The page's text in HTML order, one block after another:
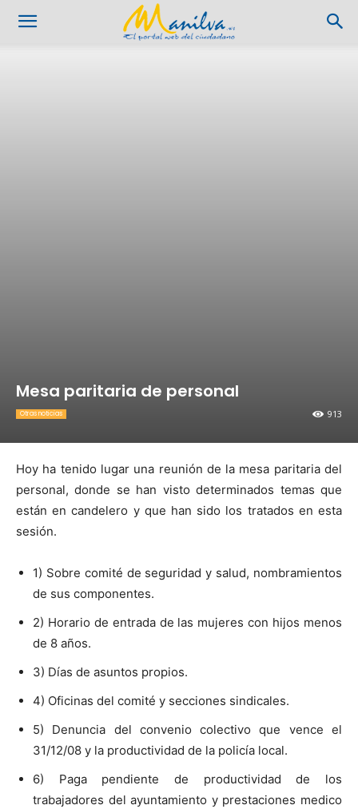
Mesa paritaria de personal
913
Otras noticias
Hoy ha tenido lugar una reunión de la mesa paritaria del
personal, donde se han visto determinados temas que
están en candelero y que han sido los tratados en esta
sesión.
1) Sobre comité de seguridad y salud, nombramientos
de sus componentes.
2) Horario de entrada de las mujeres con hijos menos
de 8 años.
3) Días de asuntos propios.
4) Oficinas del comité y secciones sindicales.
5) Denuncia del convenio colectivo que vence el
31/12/08 y la productividad de la policía local.
6) Paga pendiente de productividad de los
trabajadores del ayuntamiento y prestaciones medico